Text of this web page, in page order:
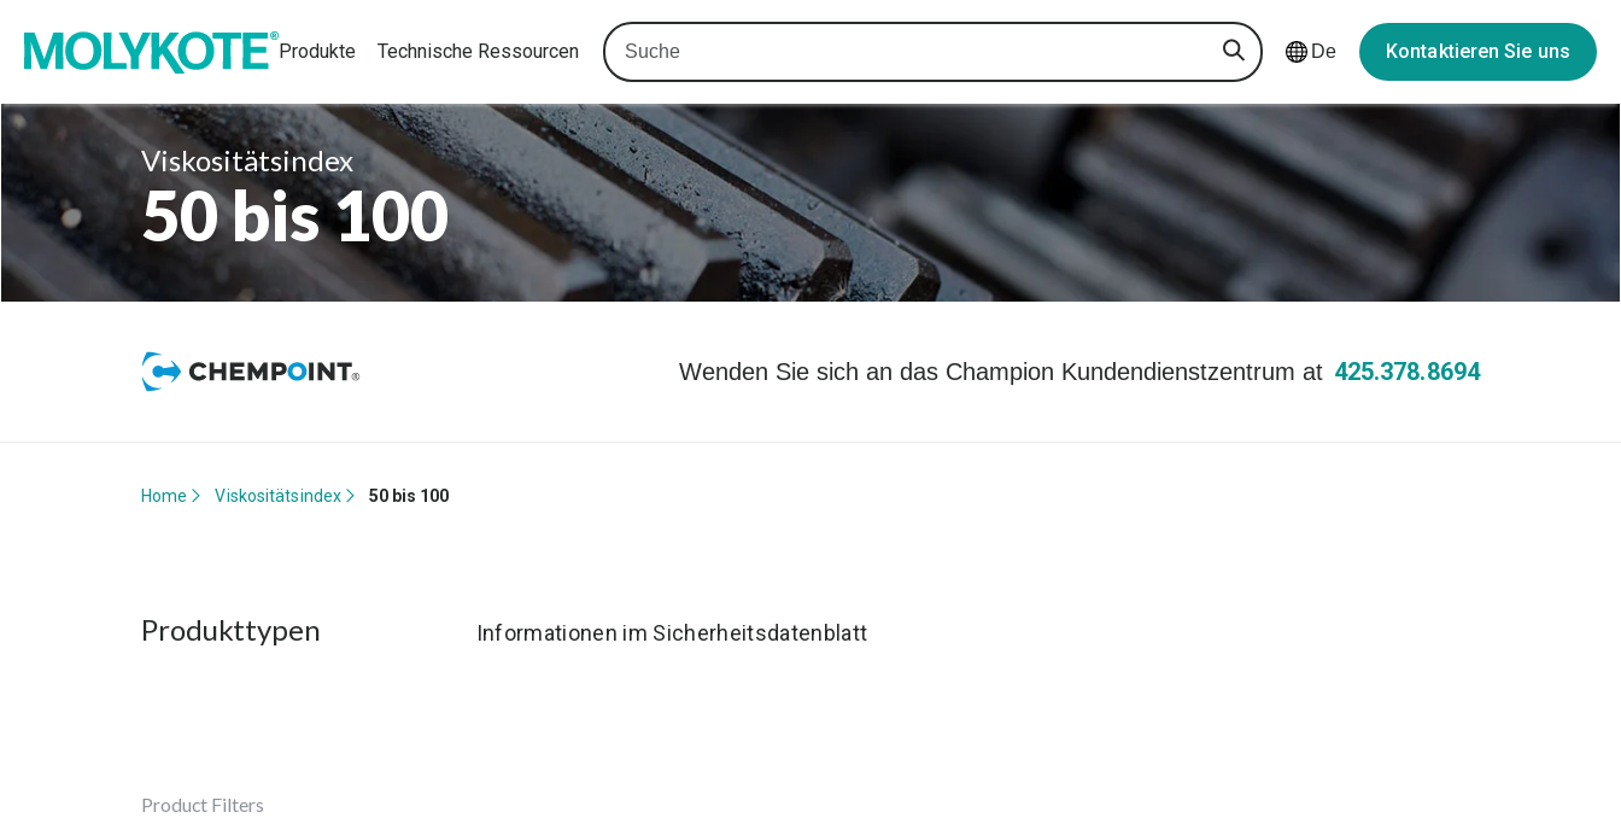
Produkte Technische Ressourcen De Kontaktieren Sie uns
Viskositätsindex
50 bis 100
Wenden Sie sich an das Champion Kundendienstzentrum at 425.378.8694
Home Viskositätsindex 50 bis 100
Produkttypen Informationen im Sicherheitsdatenblatt
Product Filters